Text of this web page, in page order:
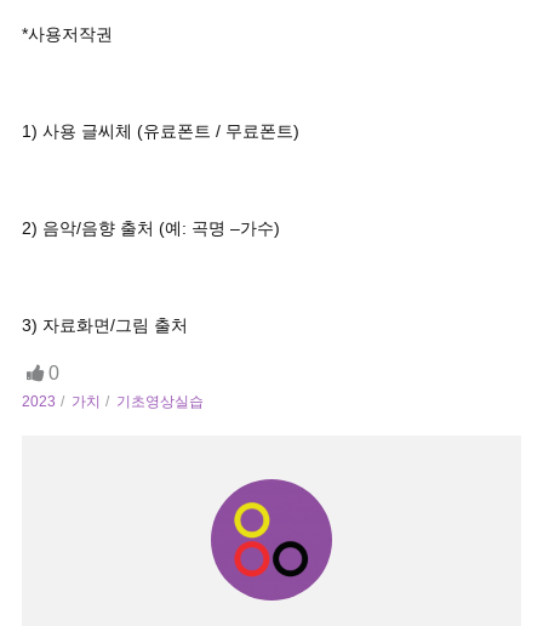
*사용저작권
1) 사용 글씨체 (유료폰트 / 무료폰트)
2) 음악/음향 출처 (예: 곡명 –가수)
3) 자료화면/그림 출처
0
2023 가치 기초영상실습